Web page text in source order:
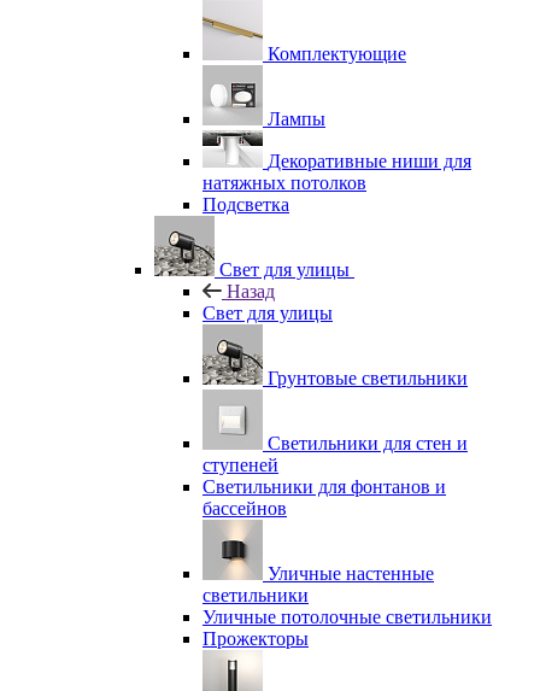
Комплектующие
Лампы
Декоративные ниши для
натяжных потолков
Подсветка
Свет для улицы
Назад
Свет для улицы
Грунтовые светильники
Светильники для стен и
ступеней
Светильники для фонтанов и
бассейнов
Уличные настенные
светильники
Уличные потолочные светильники
Прожекторы